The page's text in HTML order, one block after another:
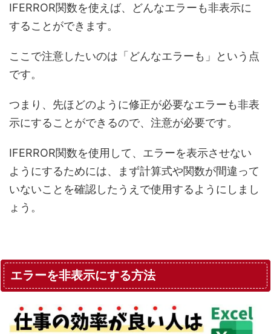
IFERROR関数を使えば、どんなエラーも非表示に
することができます。
ここで注意したいのは「どんなエラーも」という点
です。
つまり、先ほどのように修正が必要なエラーも非表
示にすることができるので、注意が必要です。
IFERROR関数を使用して、エラーを表示させない
ようにするためには、まず計算式や関数が間違って
いないことを確認したうえで使用するようにしまし
ょう。
エラーを非表示にする方法